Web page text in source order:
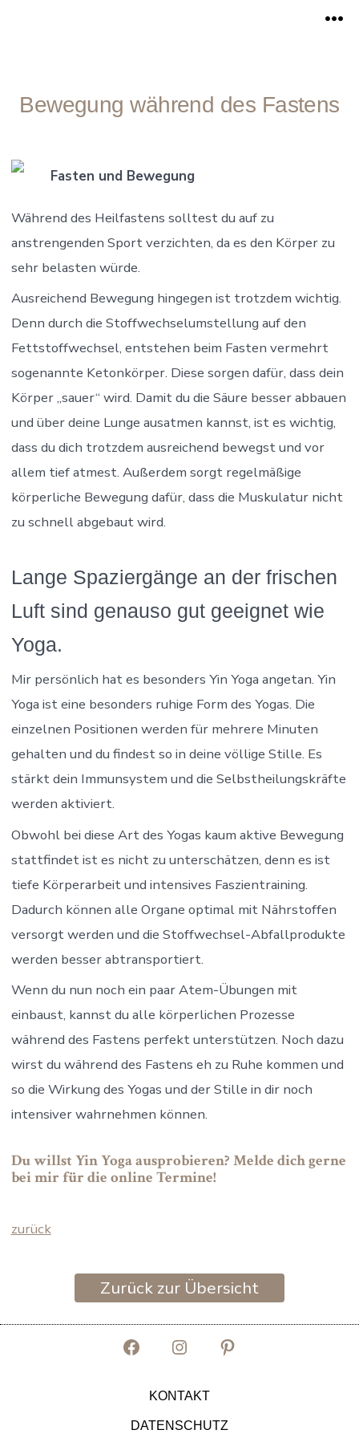
Bewegung während des Fastens
Fasten und Bewegung
Während des Heilfastens solltest du auf zu
anstrengenden Sport verzichten, da es den Körper zu
sehr belasten würde.
Ausreichend Bewegung hingegen ist trotzdem wichtig.
Denn durch die Stoffwechselumstellung auf den
Fettstoffwechsel, entstehen beim Fasten vermehrt
sogenannte Ketonkörper. Diese sorgen dafür, dass dein
Körper „sauer“ wird. Damit du die Säure besser abbauen
und über deine Lunge ausatmen kannst, ist es wichtig,
dass du dich trotzdem ausreichend bewegst und vor
allem tief atmest. Außerdem sorgt regelmäßige
körperliche Bewegung dafür, dass die Muskulatur nicht
zu schnell abgebaut wird.
Lange Spaziergänge an der frischen
Luft sind genauso gut geeignet wie
Yoga.
Mir persönlich hat es besonders Yin Yoga angetan. Yin
Yoga ist eine besonders ruhige Form des Yogas. Die
einzelnen Positionen werden für mehrere Minuten
gehalten und du findest so in deine völlige Stille. Es
stärkt dein Immunsystem und die Selbstheilungskräfte
werden aktiviert.
Obwohl bei diese Art des Yogas kaum aktive Bewegung
stattfindet ist es nicht zu unterschätzen, denn es ist
tiefe Körperarbeit und intensives Faszientraining.
Dadurch können alle Organe optimal mit Nährstoffen
versorgt werden und die Stoffwechsel-Abfallprodukte
werden besser abtransportiert.
Wenn du nun noch ein paar Atem-Übungen mit
einbaust, kannst du alle körperlichen Prozesse
während des Fastens perfekt unterstützen. Noch dazu
wirst du während des Fastens eh zu Ruhe kommen und
so die Wirkung des Yogas und der Stille in dir noch
intensiver wahrnehmen können.
Du willst Yin Yoga ausprobieren? Melde dich gerne
bei mir für die online Termine!
zurück
Zurück zur Übersicht
Facebook
Tab
Instagram
Tab
Tab
KONTAKT
DATENSCHUTZ